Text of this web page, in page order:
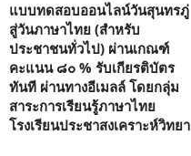
แบบทดสอบออนไลน์วันสุนทรภู่
สู่วันภาษาไทย (สำหรับ
ประชาชนทั่วไป) ผ่านเกณฑ์
คะแนน ๘๐ % รับเกียรติบัตร
ทันที ผ่านทางอีเมลล์ โดยกลุ่ม
สาระการเรียนรู้ภาษาไทย
โรงเรียนประชาสงเคราะห์วิทยา